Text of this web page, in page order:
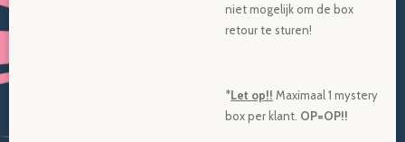
niet mogelijk om de box
retour te sturen!
*Let op!! Maximaal 1 mystery
box per klant. OP=OP!!